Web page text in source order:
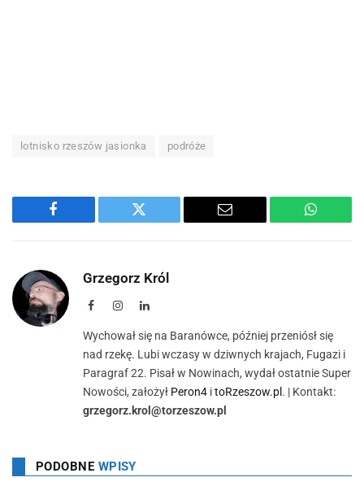
lotnisko rzeszów jasionka podróże
Facebook Twitter Email
Grzegorz Król
FacebookInstagramLinkedIn
Wychował się na Baranówce, później przeniósł się
nad rzekę. Lubi wczasy w dziwnych krajach, Fugazi i
Paragraf 22. Pisał w Nowinach, wydał ostatnie Super
Nowości, założył Peron4 itoRzeszow.pl . | Kontakt:
grzegorz.krol@torzeszow.pl
PODOBNE WPISY